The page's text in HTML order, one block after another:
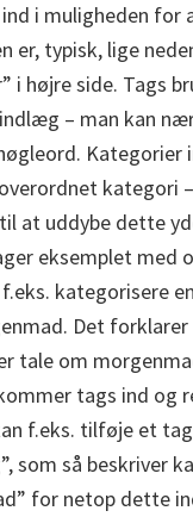
i muligheden for
er, typisk, lige
i højre side. Tags
– man kan
Kategorier
kategori
at uddybe dette
eksemplet med
kategorisere
Det
tale om
tags ind og
f.eks. tilføje et
som så beskriver
for netop dette